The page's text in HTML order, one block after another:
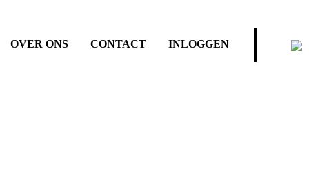
OVER ONS CONTACT INLOGGEN